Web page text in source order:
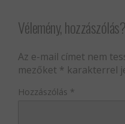
Vélemény, hozzászólás?
Az e-mail címet nem
mezőket * karakterrel
Hozzászólás *